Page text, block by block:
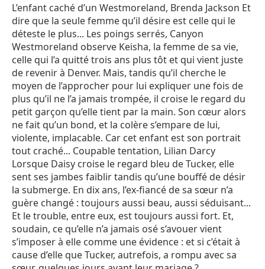
L’enfant caché d’un Westmoreland, Brenda Jackson Et
dire que la seule femme qu’il désire est celle qui le
déteste le plus... Les poings serrés, Canyon
Westmoreland observe Keisha, la femme de sa vie,
celle qui l’a quitté trois ans plus tôt et qui vient juste
de revenir à Denver. Mais, tandis qu’il cherche le
moyen de l’approcher pour lui expliquer une fois de
plus qu’il ne l’a jamais trompée, il croise le regard du
petit garçon qu’elle tient par la main. Son cœur alors
ne fait qu’un bond, et la colère s’empare de lui,
violente, implacable. Car cet enfant est son portrait
tout craché... Coupable tentation, Lilian Darcy
Lorsque Daisy croise le regard bleu de Tucker, elle
sent ses jambes faiblir tandis qu’une bouffé de désir
la submerge. En dix ans, l’ex-fiancé de sa sœur n’a
guère changé : toujours aussi beau, aussi séduisant...
Et le trouble, entre eux, est toujours aussi fort. Et,
soudain, ce qu’elle n’a jamais osé s’avouer vient
s’imposer à elle comme une évidence : et si c’était à
cause d’elle que Tucker, autrefois, a rompu avec sa